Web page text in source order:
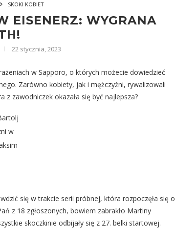
SKOKI KOBIET
EISENERZ: WYGRANA
22 stycznia, 2023
w Sapporo, o których możecie dowiedzieć
Zarówno kobiety, jak i mężczyźni, rywalizowali
z zawodniczek okazała się być najlepsza?
w
się w trakcie serii próbnej, która rozpoczęła się o
z 18 zgłoszonych, bowiem zabrakło Martiny
skoczkinie odbijały się z 27. belki startowej.